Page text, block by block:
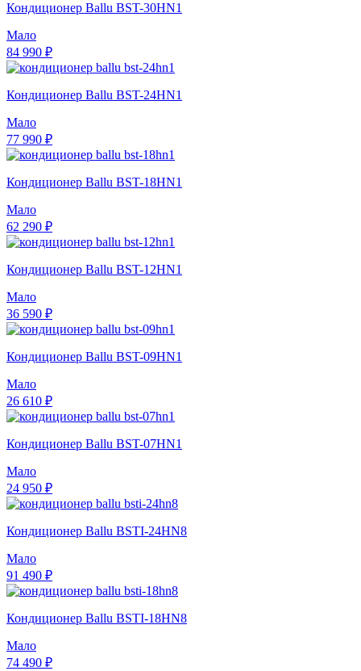
Кондиционер Ballu BST-30HN1
Мало
84 990 ₽
Кондиционер Ballu BST-24HN1
Мало
77 990 ₽
Кондиционер Ballu BST-18HN1
Мало
62 290 ₽
Кондиционер Ballu BST-12HN1
Мало
36 590 ₽
Кондиционер Ballu BST-09HN1
Мало
26 610 ₽
Кондиционер Ballu BST-07HN1
Мало
24 950 ₽
Кондиционер Ballu BSTI-24HN8
Мало
91 490 ₽
Кондиционер Ballu BSTI-18HN8
Мало
74 490 ₽